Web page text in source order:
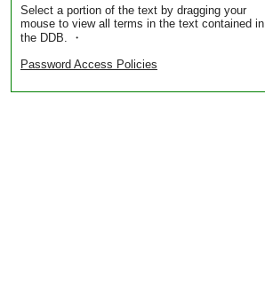
Select a portion of the text by dragging your
mouse to view all terms in the text contained in
the DDB. ・
Password Access Policies